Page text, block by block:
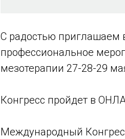
С радостью приглашаем
профессиональное
мезотерапии 27-28-29
Конгресс пройдет в
Международный